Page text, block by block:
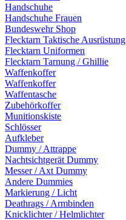
Handschuhe
Handschuhe Frauen
Bundeswehr Shop
Flecktarn Taktische Ausrüstung
Flecktarn Uniformen
Flecktarn Tarnung / Ghillie
Waffenkoffer
Waffenkoffer
Waffentasche
Zubehörkoffer
Munitionskiste
Schlösser
Aufkleber
Dummy / Attrappe
Nachtsichtgerät Dummy
Messer / Axt Dummy
Andere Dummies
Markierung / Licht
Deathrags / Armbinden
Knicklichter / Helmlichter